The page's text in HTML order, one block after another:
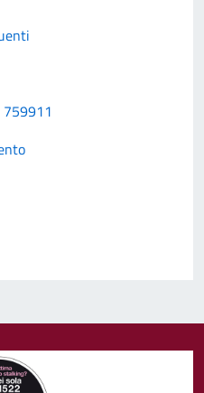
759911